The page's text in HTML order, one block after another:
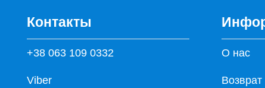
Контакты
+38 063 109 0332
Viber
О нас